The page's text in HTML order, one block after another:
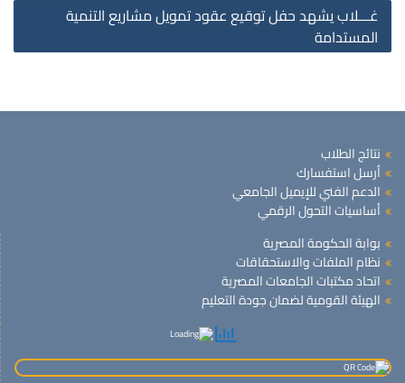
غـــلاب يشهد حفل توقيع عقود تمويل مشاريع التنمية
المستدامة
نتائج الطلاب
أرسل استفسارك
الدعم الفني للإيميل الجامعي
أساسيات التحول الرقمي
بوابة الحكومة المصرية
نظام الملفات والاستحقاقات
اتحاد مكتبات الجامعات المصرية
الهيئة القومية لضمان جودة التعليم